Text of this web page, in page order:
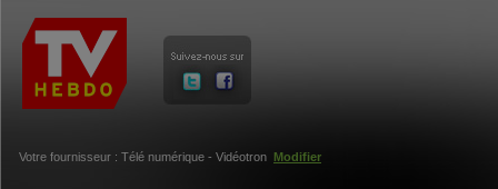
Votre fournisseur : Télé numérique - Vidéotron Modifier